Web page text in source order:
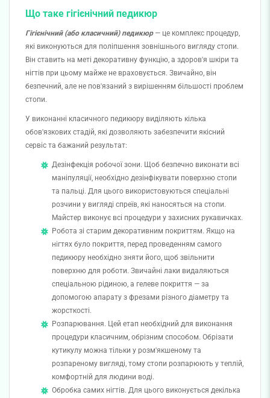
Що таке гігієнічний педикюр
Гігієнічний (або класичний) педикюр— це комплекс процедур,
які виконуються для поліпшення зовнішнього вигляду стопи.
Він ставить на меті декоративну функцію, а здоров'я шкіри та
нігтів при цьому майже не враховується. Звичайно, він
безпечний, але не пов'язаний з вирішенням більшості проблем
стопи.
У виконанні класичного педикюру виділяють кілька
обов'язкових стадій, які дозволяють забезпечити якісний
сервіс та бажаний результат:
Дезінфекція робочої зони. Щоб безпечно виконати всі
маніпуляції, необхідно дезінфікувати поверхню стопи
та пальці. Для цього використовуються спеціальні
розчини у вигляді спреїв, які наносяться на стопи.
Майстер виконує всі процедури у захисних рукавичках.
Робота зі старим декоративним покриттям. Якщо на
нігтях було покриття, перед проведенням самого
педикюру необхідно зняти його, щоб звільнити
поверхню для роботи. Звичайні лаки видаляються
спеціальною рідиною, а гелеве покриття — за
допомогою апарату з фрезами різного діаметру та
жорсткості.
Розпарювання. Цей етап необхідний для виконання
процедури класичним, обрізним способом. Обрізати
кутикулу можна тільки у розм'якшеному та
розпареному вигляді, тому стопи розпарюють у теплій,
комфортній для людини воді.
Обробка самих нігтів. Для цього виконується декілька